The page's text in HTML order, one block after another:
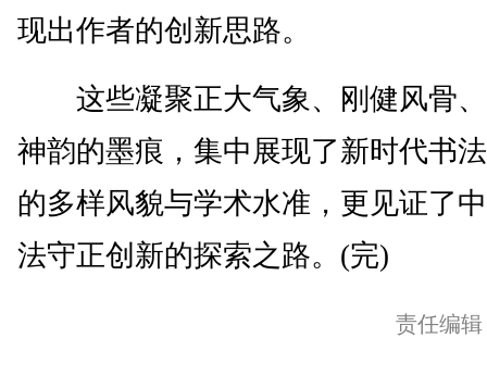
现出作者的创新思路。
这些凝聚正大气象、刚健风骨
神韵的墨痕，集中展现了新时代书
的多样风貌与学术水准，更见证了
法守正创新的探索之路。(完)
责任编